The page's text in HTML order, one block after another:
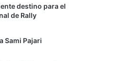
destino para el
de Rally
Sami Pajari